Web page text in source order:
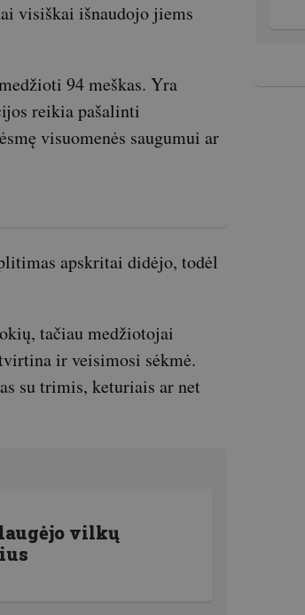
visiškai išnaudojo jiems
94 meškas. Yra
reikia pašalinti
visuomenės saugumui ar
apskritai didėjo, todėl
tačiau medžiotojai
ir veisimosi sėkmė.
su trimis, keturiais ar net
vilkų